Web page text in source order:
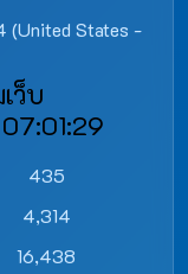
(United States -
ว็บ
435
4,314
16,438